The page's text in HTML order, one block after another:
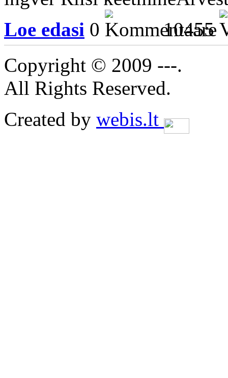
Loe edasi 0
10455
Copyright © 2009 ---.
All Rights Reserved.
Created by webis.lt